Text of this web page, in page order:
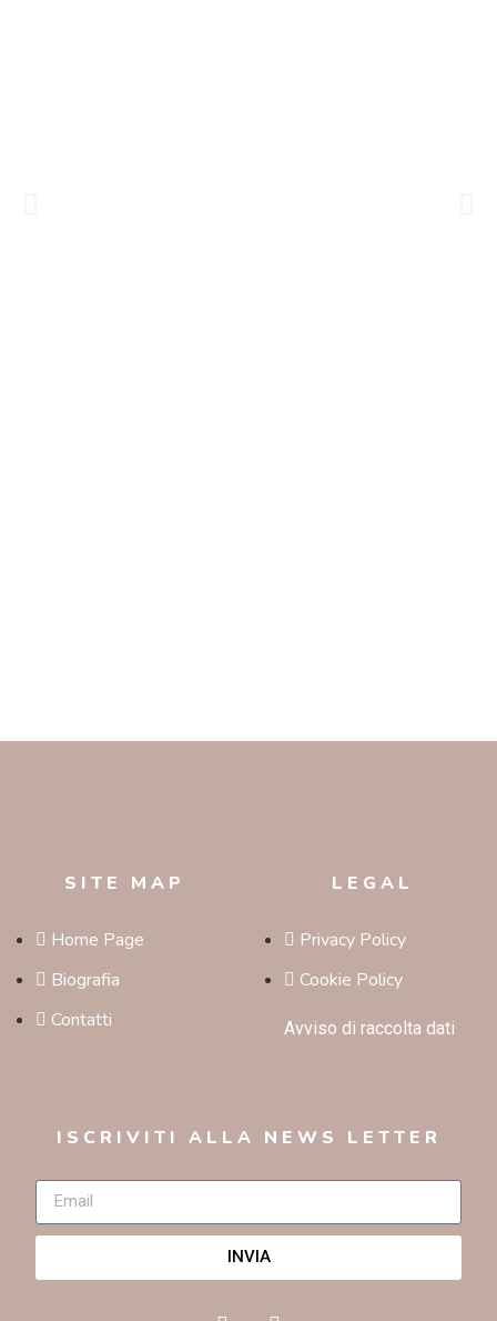
SITE MAP
Home Page
Biografia
Contatti
LEGAL
Privacy Policy
Cookie Policy
Avviso di raccolta dati
ISCRIVITI ALLA NEWS LETTER
INVIA